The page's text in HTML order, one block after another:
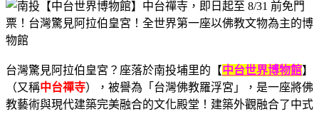
台灣驚見阿拉伯皇宮？座落於南投埔里的【中台世界博物館】
（又稱中台禪寺），被譽為「台灣佛教羅浮宮」，是一座將佛
教藝術與現代建築完美融合的文化殿堂！建築外觀融合了中式